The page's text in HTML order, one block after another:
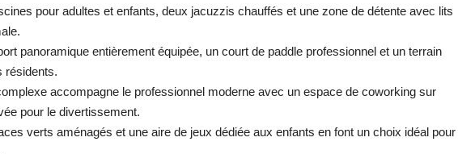
pour adultes et enfants, deux jacuzzis chauffés et une zone de détente avec lits
panoramique entièrement équipée, un court de paddle professionnel et un terrain
résidents.
accompagne le professionnel moderne avec un espace de coworking sur
pour le divertissement.
verts aménagés et une aire de jeux dédiée aux enfants en font un choix idéal pour